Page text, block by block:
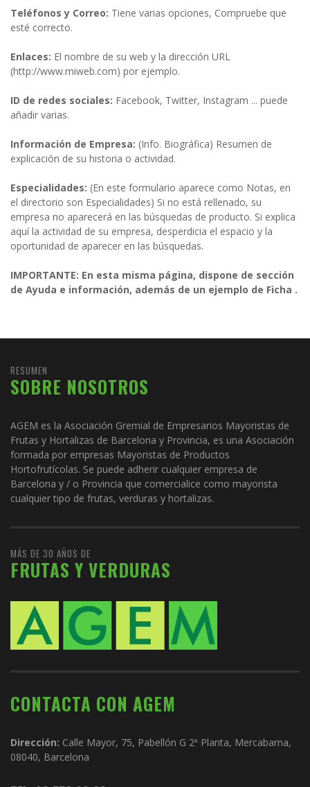
Teléfonos y Correo: Tiene varias opciones, Compruebe que
esté correcto.
Enlaces: El nombre de su web y la dirección URL
(http://www.miweb.com) por ejemplo.
ID de redes sociales: Facebook, Twitter, Instagram ... puede
añadir varias.
Información de Empresa: (Info. Biográfica) Resumen de
explicación de su historia o actividad.
Especialidades: (En este formulario aparece como Notas, en
el directorio son Especialidades) Si no está rellenado, su
empresa no aparecerá en las búsquedas de producto. Si explica
aquí la actividad de su empresa, desperdicia el espacio y la
oportunidad de aparecer en las búsquedas.
IMPORTANTE: En esta misma página, dispone de sección
de Ayuda e información, además de un ejemplo de Ficha .
RESUMEN
SOBRE NOSOTROS
AGEM es la Asociación Gremial de Empresarios Mayoristas de
Frutas y Hortalizas de Barcelona y Provincia, es una Asociación
formada por empresas Mayoristas de Productos
Hortofrutícolas. Se puede adherir cualquier empresa de
Barcelona y / o Provincia que comercialice como mayorista
cualquier tipo de frutas, verduras y hortalizas.
MÁS DE 30 AÑOS DE
FRUTAS Y VERDURAS
CONTACTA CON AGEM
Dirección: Calle Mayor, 75, Pabellón G 2ª Planta, Mercabarna,
08040, Barcelona